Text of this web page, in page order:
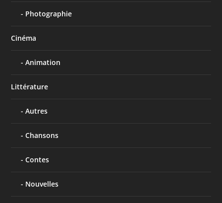
Photographie
Cinéma
Animation
Littérature
Autres
Chansons
Contes
Nouvelles